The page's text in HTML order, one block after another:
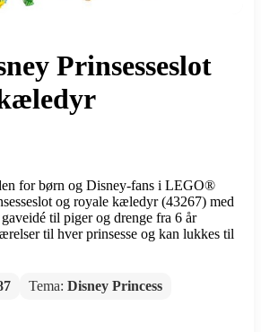
Prinsesseslot
for børn og Disney-fans i LEGO®
og royale kæledyr (43267) med
til piger og drenge fra 6 år
til hver prinsesse og kan lukkes til
Tema: Disney Princess